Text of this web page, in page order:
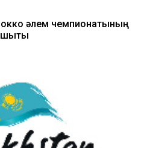
әлем чемпионатының